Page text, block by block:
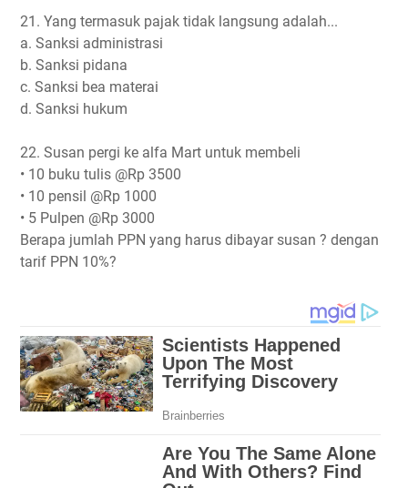
21. Yang termasuk pajak tidak langsung adalah...
a. Sanksi administrasi
b. Sanksi pidana
c. Sanksi bea materai
d. Sanksi hukum
22. Susan pergi ke alfa Mart untuk membeli
• 10 buku tulis @Rp 3500
• 10 pensil @Rp 1000
• 5 Pulpen @Rp 3000
Berapa jumlah PPN yang harus dibayar susan ? dengan
tarif PPN 10%?